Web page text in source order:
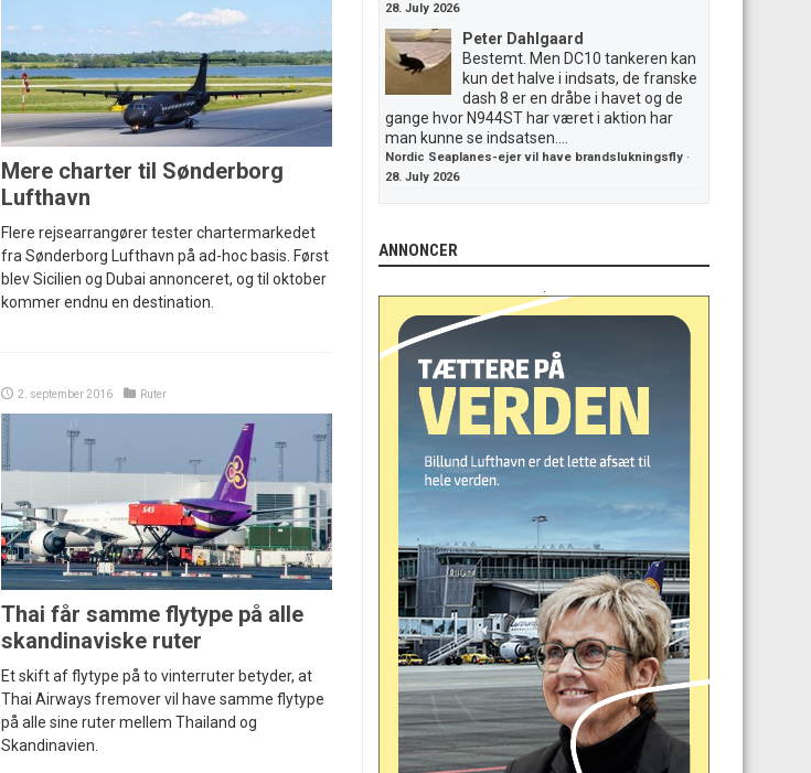
Mere charter til Sønderborg
Lufthavn
Flere rejsearrangører tester chartermarkedet
fra Sønderborg Lufthavn på ad-hoc basis. Først
blev Sicilien og Dubai annonceret, og til oktober
kommer endnu en destination.
2. september 2016 Ruter
Thai får samme flytype på alle
skandinaviske ruter
Et skift af flytype på to vinterruter betyder, at
Thai Airways fremover vil have samme flytype
på alle sine ruter mellem Thailand og
Skandinavien.
28. July 2026
Peter Dahlgaard
Bestemt. Men DC10 tankeren kan
kun det halve i indsats, de franske
dash 8 er en dråbe i havet og de
gange hvor N944ST har været i aktion har
man kunne se indsatsen....
Nordic Seaplanes-ejer vil have brandslukningsfly ·
28. July 2026
ANNONCER